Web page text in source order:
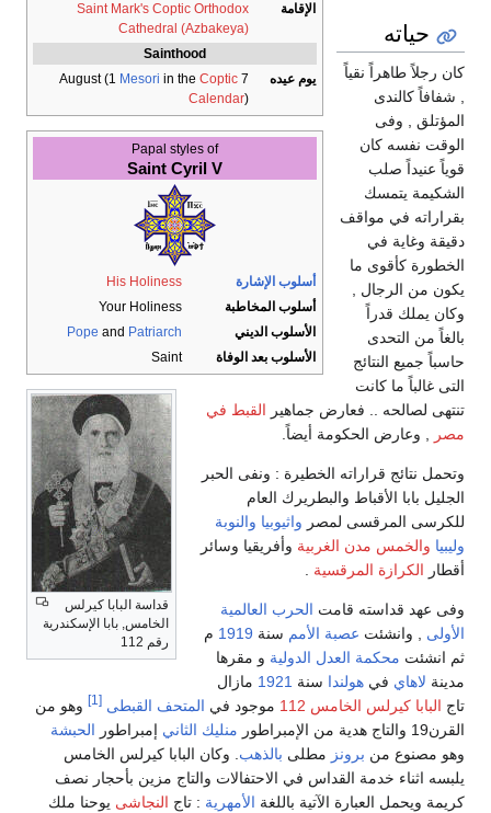
الإقامة
Saint Mark's Coptic Orthodox
Cathedral (Azbakeya)
Sainthood
يوم عيده
7 August (1
Mesoriin theCoptic
Calendar
Papal styles of
Saint Cyril V
أسلوب الإشارة
His Holiness
أسلوب المخاطبة
Your Holiness
الأسلوب الديني
PopeandPatriarch
الأسلوب بعد الوفاة
Saint
قداسة البابا كيرلس
الخامس, بابا الإسكندرية
رقم 112
حياته
كان رجلاً طاهراً نقياً
, شفافاً كالندى
المؤتلق , وفى
الوقت نفسه كان
قوياً عنيداً صلب
الشكيمة يتمسك
بقراراته في مواقف
دقيقة وغاية في
الخطورة كأقوى ما
يكون من الرجال ,
وكان يملك قدراً
بالغاً من التحدى
حاسباً جميع النتائج
التى غالباً ما كانت
تنتهى لصالحه .. فعارض جماهيرالقبط في
مصر, وعارض الحكومة أيضاً.
وتحمل نتائج قراراته الخطيرة : ونفى الحبر
الجليل بابا الأقباط والبطريرك العام
للكرسى المرقسى لمصرواثيوبيا والنوبة
وليبيا والخمس مدن الغربيةوأفريقيا وسائر
أقطارالكرازة المرقسية.
وفى عهد قداسته قامتالحرب العالمية
الأولى, وانشئتعصبة الأممسنة1919م
ثم انشئتمحكمة العدل الدوليةو مقرها
مدينةلاهايفيهولنداسنة1921مازال
البابا كيرلس الخامس 112 موجود فيالمتحف القبطى [1]
وهو من
القرن19 والتاج هدية من الإمبراطور
منليك الثانيإمبراطورالحبشة
وهو مصنوع منبرونز مطلىبالذهب. وكان البابا كيرلس الخامس
يلبسه اثناء خدمة القداس في الاحتفالات والتاج مزين بأحجار نصف
كريمة ويحمل العبارة الآتية باللغةالأمهرية: تاج النجاشىيوحنا ملك